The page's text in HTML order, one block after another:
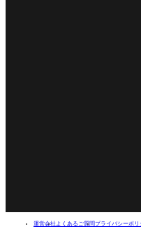
運営会社 よくあるご質問プライバシーポリ